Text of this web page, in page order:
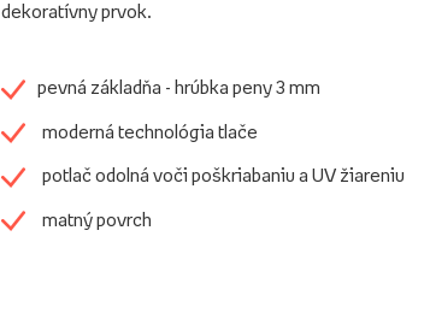
dekoratívny prvok.
pevná základňa - hrúbka peny 3 mm
moderná technológia tlače
potlač odolná voči poškriabaniu a UV žiareniu
matný povrch